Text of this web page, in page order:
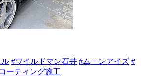
ル #ワイルドマン石井 #ムーンアイズ #
ーティング施工